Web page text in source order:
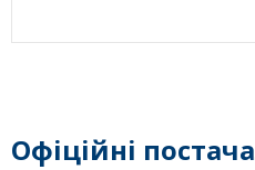
Офіційні